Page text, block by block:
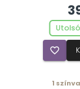
favorite_border
1